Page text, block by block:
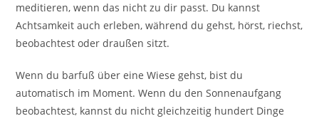
meditieren, wenn das nicht zu dir passt. Du kannst
Achtsamkeit auch erleben, während du gehst, hörst, riechst,
beobachtest oder draußen sitzt.
Wenn du barfuß über eine Wiese gehst, bist du
automatisch im Moment. Wenn du den Sonnenaufgang
beobachtest, kannst du nicht gleichzeitig hundert Dinge